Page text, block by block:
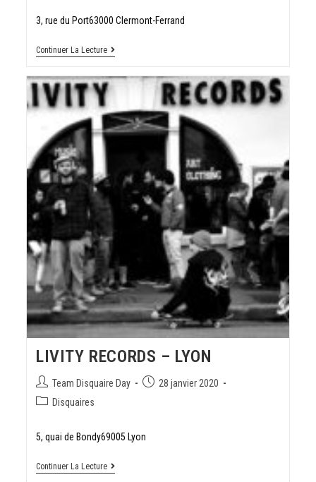
3, rue du Port63000 Clermont-Ferrand
Continuer La Lecture
LIVITY RECORDS – LYON
Team Disquaire Day
28 janvier 2020
Disquaires
5, quai de Bondy69005 Lyon
Continuer La Lecture